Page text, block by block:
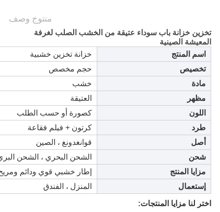
منتوج وصف
تخزين خزانة باب سوداء عتيقة من الخشب الصلب لغرفة
المعيشة الصينية
اسم المنتج
خزانة تخزين خشبية
تخصيص
حجم مخصص
مادة
خشب
مظهر
العتيقة
اللون
كصورة أو حسب الطلب
طرد
كرتون + فيلم فقاعة
أصل
قوانغدونغ ، الصين
شحن
الشحن البحري ، الشحن
مزايا المنتج
إطار خشبي قوي ودائم
إستعمال
المنزل ، الفندق
اختر لنا مزايا المنتجات: